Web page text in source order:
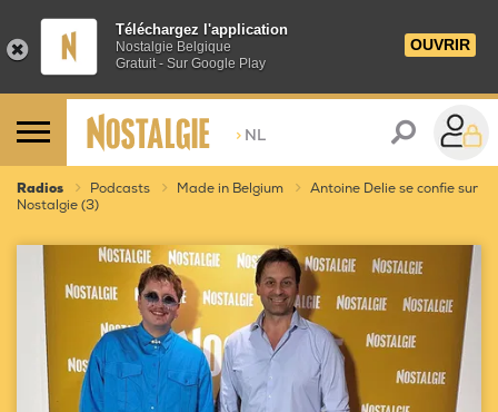
Téléchargez l'application
Nostalgie Belgique
Gratuit - Sur Google Play
OUVRIR
> NL
Radios Podcasts Made in Belgium
Antoine Delie se confie sur
Nostalgie (3)